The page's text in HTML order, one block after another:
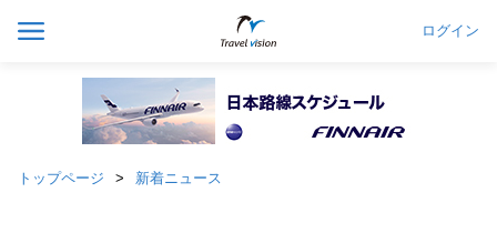
ログイン
トップページ 新着ニュース